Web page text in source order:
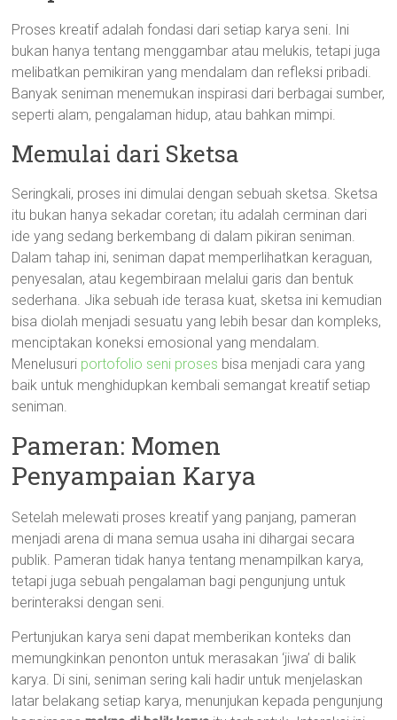
Proses kreatif adalah fondasi dari setiap karya seni. Ini
bukan hanya tentang menggambar atau melukis, tetapi juga
melibatkan pemikiran yang mendalam dan refleksi pribadi.
Banyak seniman menemukan inspirasi dari berbagai sumber,
seperti alam, pengalaman hidup, atau bahkan mimpi.
Memulai dari Sketsa
Seringkali, proses ini dimulai dengan sebuah sketsa. Sketsa
itu bukan hanya sekadar coretan; itu adalah cerminan dari
ide yang sedang berkembang di dalam pikiran seniman.
Dalam tahap ini, seniman dapat memperlihatkan keraguan,
penyesalan, atau kegembiraan melalui garis dan bentuk
sederhana. Jika sebuah ide terasa kuat, sketsa ini kemudian
bisa diolah menjadi sesuatu yang lebih besar dan kompleks,
menciptakan koneksi emosional yang mendalam.
Menelusuri portofolio seni proses bisa menjadi cara yang
baik untuk menghidupkan kembali semangat kreatif setiap
seniman.
Pameran: Momen
Penyampaian Karya
Setelah melewati proses kreatif yang panjang, pameran
menjadi arena di mana semua usaha ini dihargai secara
publik. Pameran tidak hanya tentang menampilkan karya,
tetapi juga sebuah pengalaman bagi pengunjung untuk
berinteraksi dengan seni.
Pertunjukan karya seni dapat memberikan konteks dan
memungkinkan penonton untuk merasakan ‘jiwa’ di balik
karya. Di sini, seniman sering kali hadir untuk menjelaskan
latar belakang setiap karya, menunjukan kepada pengunjung